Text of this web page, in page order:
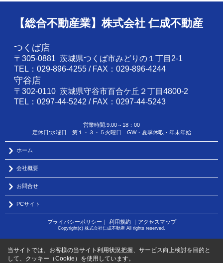
【総合不動産業】株式会社 仁成不動産
つくば店
〒305-0881 茨城県つくば市みどりの１丁目2-1
TEL：029-896-4255 / FAX：029-896-4244
守谷店
〒302-0110 茨城県守谷市百合ケ丘２丁目4800-2
TEL：0297-44-5242 / FAX：0297-44-5243
営業時間:9:00～18：00
定休日:水曜日 第１・３・５火曜日 GW・夏季休暇・年末年始
ホーム
会社概要
お問合せ
PCサイト
プライバシーポリシー ｜ 利用規約｜ アクセスマップ
Copyright(c) 株式会社仁成不動産 All rights reserved.
当サイトでは、お客様の当サイト利用状況把握、サービス向上検討を目的と
して、クッキー（Cookie）を使用しています。